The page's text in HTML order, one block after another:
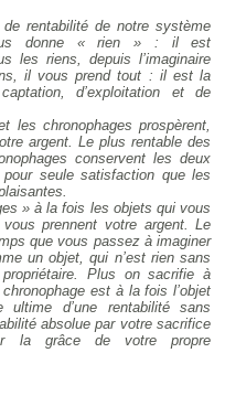
rentabilité de notre système
donne « rien » : il est
les riens, depuis l’imaginaire
il vous prend tout : il est la
d’exploitation et de
les chronophages prospèrent,
argent. Le plus rentable des
conservent les deux
seule satisfaction que les
» à la fois les objets qui vous
prennent votre argent. Le
que vous passez à imaginer
un objet, qui n’est rien sans
Plus on sacrifie à
est à la fois l’objet
d’une rentabilité sans
absolue par votre sacrifice
la grâce de votre propre